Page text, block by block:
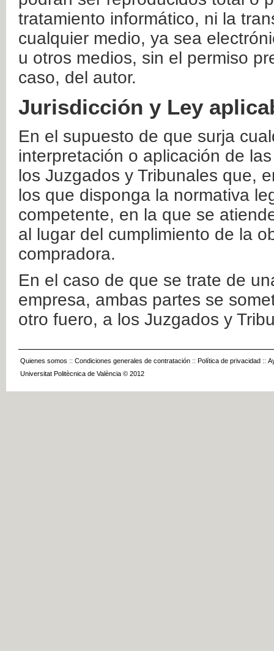
tratamiento informático, ni la
cualquier medio, ya sea
u otros medios, sin el permiso
caso, del autor.
Jurisdicción y Ley
En el supuesto de que surja
interpretación o aplicación de
los Juzgados y Tribunales que,
los que disponga la normativa
competente, en la que se
al lugar del cumplimiento de la
compradora.
En el caso de que se trate de
empresa, ambas partes se
otro fuero, a los Juzgados y
Quienes somos :: Condiciones generales de contratación :: Política de privacidad ::
Universitat Politècnica de València © 2012